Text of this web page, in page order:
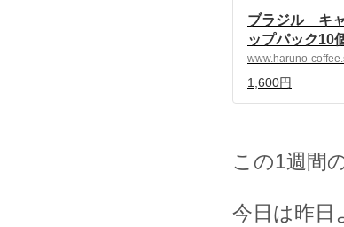
ブラジル キ
ップパック
ハルノ珈琲
www.haruno-
1,600円
この1週間
今日は昨日